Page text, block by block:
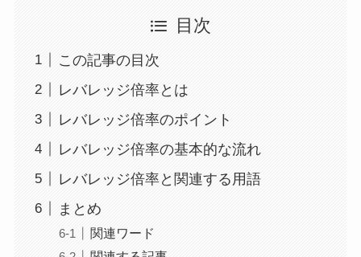
目次
この記事の目次
レバレッジ倍率とは
レバレッジ倍率のポイント
レバレッジ倍率の基本的な流れ
レバレッジ倍率と関連する用語
まとめ
関連ワード